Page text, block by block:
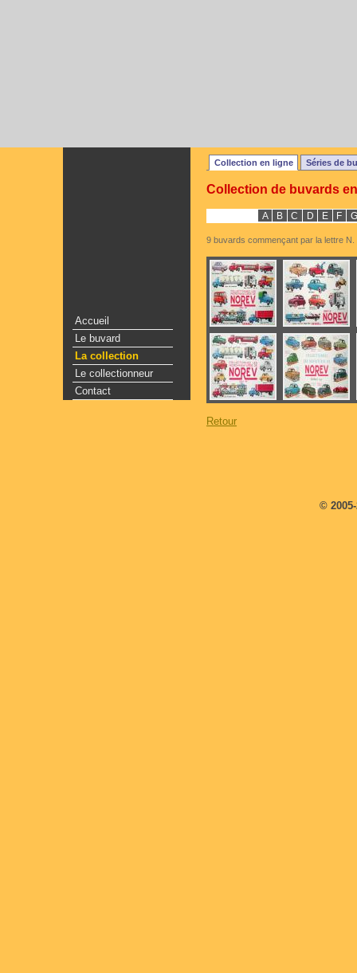
Accueil
Le buvard
La collection
Le collectionneur
Contact
Collection en ligne Séries de
Collection de buvards
A B C D E F G
9 buvards commençant par la lettre N.
Retour
©